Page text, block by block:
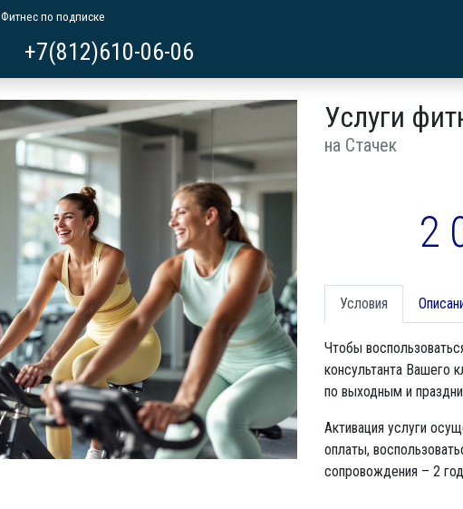
Фитнес по подписке
+7(812)610-06-06
Услуги
на Стачек
2
Условия
Чтобы
консультанта Вашего
по выходным и
Активация услуги
оплаты,
сопровождения – 2